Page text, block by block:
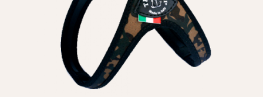
Оплата і доставка
Програма лояльності
Про Нас
Оптовим клієнтам
Контакти